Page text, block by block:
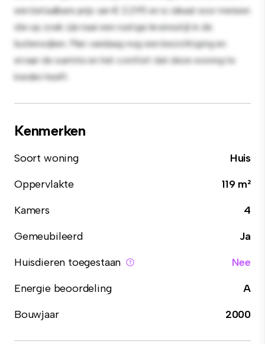
een betaalbare prijs van € 2.295 en is ideaal voor mensen
die op zoek zijn naar een rustige levensstijl in de
buitenwijken. Plan vandaag nog een bezichtiging en
ervaar de warmte en het comfort dat deze woning te
bieden heeft.
Kenmerken
Soort woning
Huis
Oppervlakte
119 m²
Kamers
4
Gemeubileerd
Ja
Huisdieren toegestaan
Nee
Energie beoordeling
A
Bouwjaar
2000